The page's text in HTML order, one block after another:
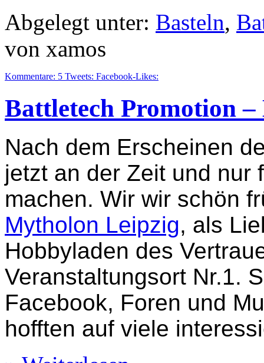
Abgelegt unter: Basteln,
von xamos
Kommentare: 5 Tweets: Facebook-Likes:
Battletech Promotion
Nach dem Erscheinen
jetzt an der Zeit und nur
machen. Wir wir schön
Mytholon Leipzig, als
Hobbyladen des
Veranstaltungsort Nr.1.
Facebook, Foren und
hofften auf viele